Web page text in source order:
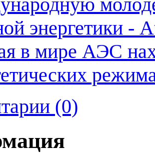
энергетики -
в мире АЭС
(0)